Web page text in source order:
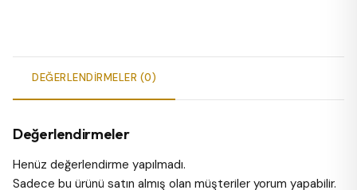
DEĞERLENDIRMELER (0)
Değerlendirmeler
Henüz değerlendirme yapılmadı.
Sadece bu ürünü satın almış olan müşteriler yorum yapabilir.